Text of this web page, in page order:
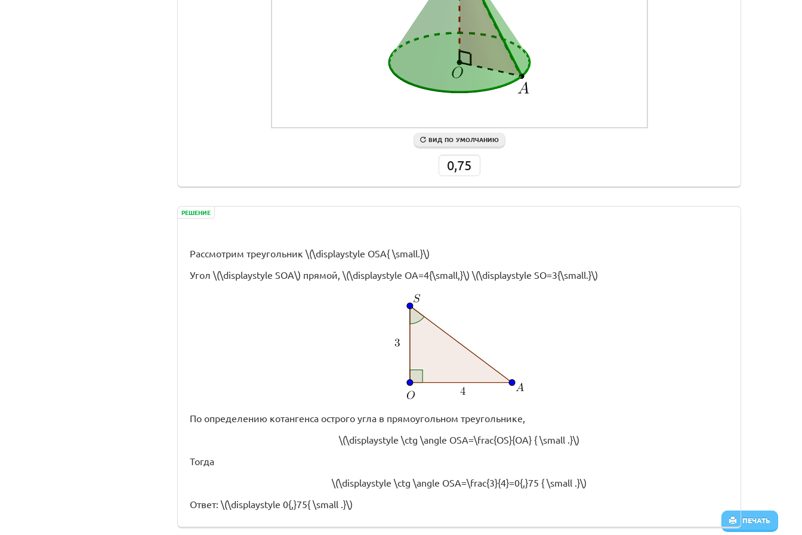
ПЕЧАТЬ
ВИД ПО УМОЛЧАНИЮ
0,75
РЕШЕНИЕ
Рассмотрим треугольник \(\displaystyle OSA{ \small.}\)
Угол \(\displaystyle SOA\) прямой, \(\displaystyle OA=4{\small,}\) \(\displaystyle SO=3{\small.}\)
По определению котангенса острого угла в прямоугольном треугольнике,
\(\displaystyle \ctg \angle OSA=\frac{OS}{OA} { \small .}\)
Тогда
\(\displaystyle \ctg \angle OSA=\frac{3}{4}=0{,}75 { \small .}\)
Ответ: \(\displaystyle 0{,}75{ \small .}\)